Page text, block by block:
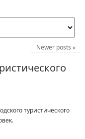
Newer posts»
туристического